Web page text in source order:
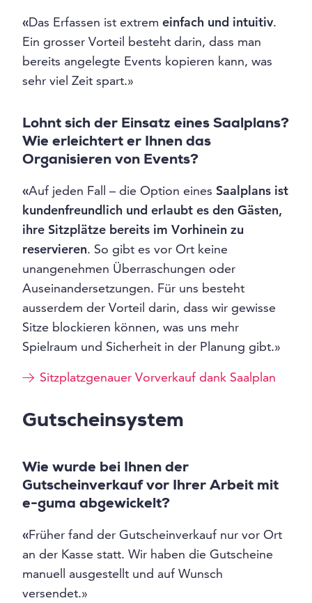
«Das Erfassen ist extrem einfach und intuitiv.
Ein grosser Vorteil besteht darin, dass man
bereits angelegte Events kopieren kann, was
sehr viel Zeit spart.»
Lohnt sich der Einsatz eines Saalplans?
Wie erleichtert er Ihnen das
Organisieren von Events?
«Auf jeden Fall – die Option eines Saalplans ist
kundenfreundlich und erlaubt es den Gästen,
ihre Sitzplätze bereits im Vorhinein zu
reservieren. So gibt es vor Ort keine
unangenehmen Überraschungen oder
Auseinandersetzungen. Für uns besteht
ausserdem der Vorteil darin, dass wir gewisse
Sitze blockieren können, was uns mehr
Spielraum und Sicherheit in der Planung gibt.»
Sitzplatzgenauer Vorverkauf dank Saalplan
Gutscheinsystem
Wie wurde bei Ihnen der
Gutscheinverkauf vor Ihrer Arbeit mit
e-guma abgewickelt?
«Früher fand der Gutscheinverkauf nur vor Ort
an der Kasse statt. Wir haben die Gutscheine
manuell ausgestellt und auf Wunsch
versendet.»